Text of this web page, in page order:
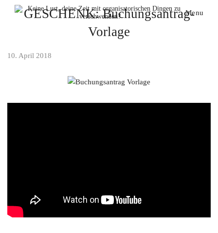
Menu
GESCHENK: Buchungsantrag-
Vorlage
10. April 2018